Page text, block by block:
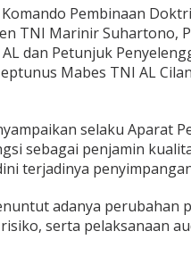
Pembinaan
TNI Marinir Suhartono,
dan Petunjuk
Mabes TNI AL
selaku Aparat
sebagai penjamin
terjadinya
adanya perubahan
serta pelaksanaan